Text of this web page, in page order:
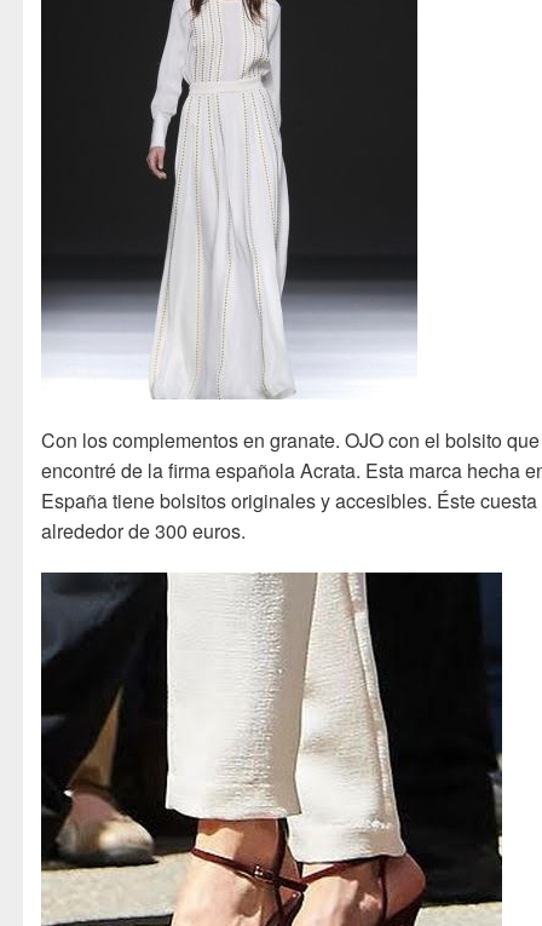
Con los complementos en granate. OJO con el bolsito que
encontré de la firma española Acrata. Esta marca hecha
España tiene bolsitos originales y accesibles. Éste cuesta
alrededor de 300 euros.